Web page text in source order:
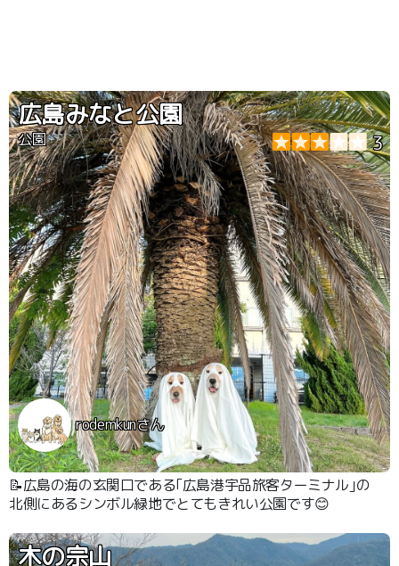
広島みなと公園
公園 3
rodemkunさん
📝広島の海の玄関口である｢広島港宇品旅客ターミナル｣の
北側にあるシンボル緑地でとてもきれい公園です😊
木の宗山